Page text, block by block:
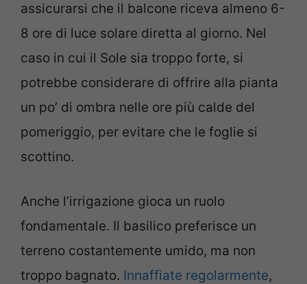
assicurarsi che il balcone riceva almeno 6-
8 ore di luce solare diretta al giorno. Nel
caso in cui il Sole sia troppo forte, si
potrebbe considerare di offrire alla pianta
un po’ di ombra nelle ore più calde del
pomeriggio, per evitare che le foglie si
scottino.
Anche l’irrigazione gioca un ruolo
fondamentale. Il basilico preferisce un
terreno costantemente umido, ma non
troppo bagnato. Innaffiate regolarmente,